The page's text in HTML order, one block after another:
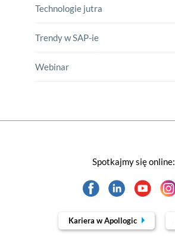
Technologie jutra
Trendy w SAP-ie
Webinar
Spotkajmy się online:
Kariera w Apollogic